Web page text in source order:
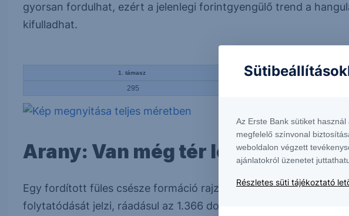
gyorsan fordulhat, ezért a jelenlegi forintgyengülő trend a
kifulladhat.
1. támasz
295
Arany: Van még tér lefelé
Egy fordított füles csésze formáció rajzolódott ki az arany
folytatódását jelzi, ráadásul az 1.366 dolláros nyakvonal törésével
Az Erste Bank sütiket
megfelelő színvonal
weboldalon végzett
ajánlatokról üzenetet
Részletes süti tájékoztató